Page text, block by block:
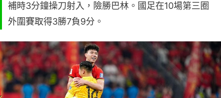
補時3分鐘操刀射入，險勝巴林。國足在10場第三圈
外圍賽取得3勝7負9分。